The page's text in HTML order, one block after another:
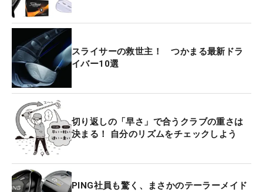
スライサーの救世主！ つかまる最新ドラ
イバー10選
切り返しの「早さ」で合うクラブの重さは
決まる！ 自分のリズムをチェックしよう
PING社員も驚く、まさかのテーラーメイド